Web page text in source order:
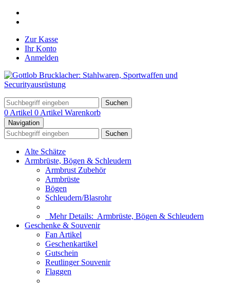
Zur Kasse
Ihr Konto
Anmelden
Suchen
0 Artikel 0 Artikel Warenkorb
Navigation
Suchen
Alte Schätze
Armbrüste, Bögen & Schleudern
Armbrust Zubehör
Armbrüste
Bögen
Schleudern/Blasrohr
Mehr Details: Armbrüste, Bögen & Schleudern
Geschenke & Souvenir
Fan Artikel
Geschenkartikel
Gutschein
Reutlinger Souvenir
Flaggen